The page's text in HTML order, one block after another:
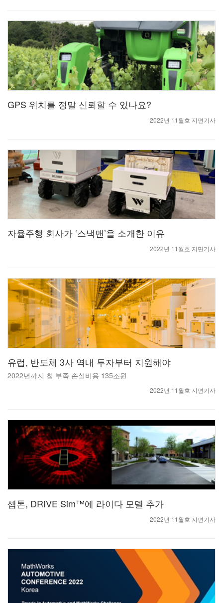
GPS 위치를 정말 신뢰할 수 있나요?
2022년 11월호 지면기사
자율주행 회사가 ‘스낵맨’을 소개한 이유
2022년 11월호 지면기사
유럽, 반도체 3사 역내 투자부터 지원해야
2022년까지 칩 부족 손실비용 135조원
2022년 11월호 지면기사
셉톤, DRIVE Sim™에 라이다 모델 추가
2022년 11월호 지면기사